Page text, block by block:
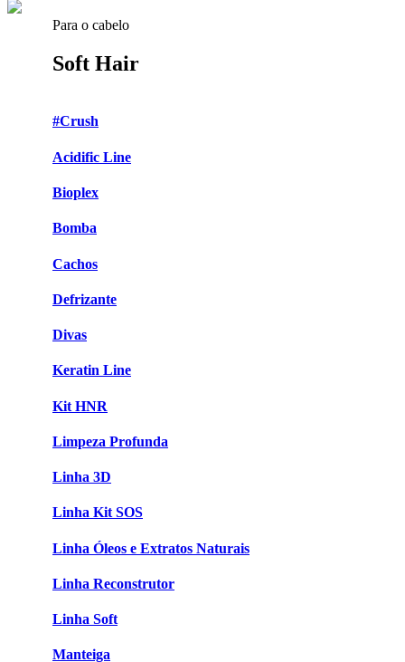
Para o cabelo
Soft Hair
#Crush
Acidific Line
Bioplex
Bomba
Cachos
Defrizante
Divas
Keratin Line
Kit HNR
Limpeza Profunda
Linha 3D
Linha Kit SOS
Linha Óleos e Extratos Naturais
Linha Reconstrutor
Linha Soft
Manteiga